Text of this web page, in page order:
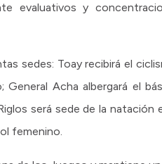
evaluativos y
sedes: Toay recibirá el
Acha albergará el
será sede de la natación
femenino.